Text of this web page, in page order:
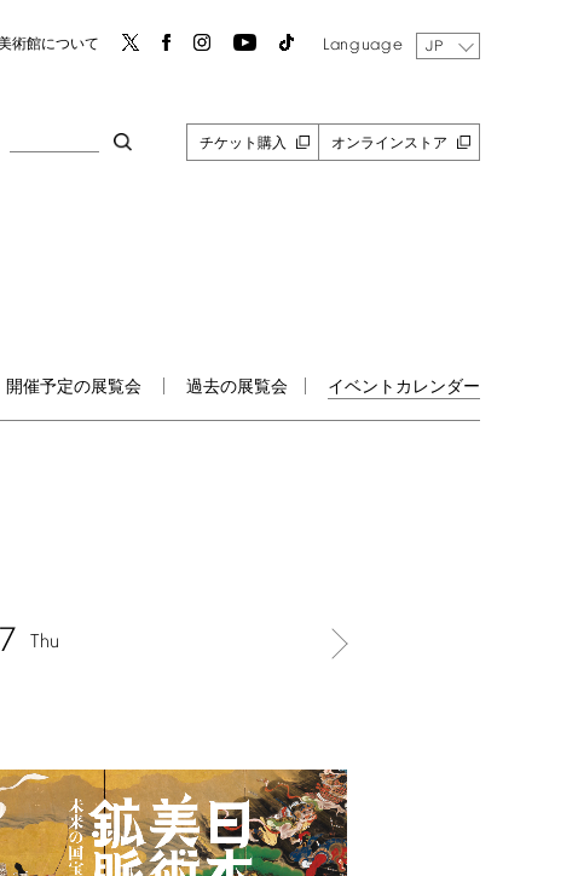
術館について Language JP
チケット購入 オンラインストア
開催予定の展覧会 過去の展覧会 イベントカレンダー
Thu